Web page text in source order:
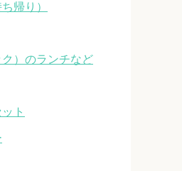
帰り）
）のランチなど
ト